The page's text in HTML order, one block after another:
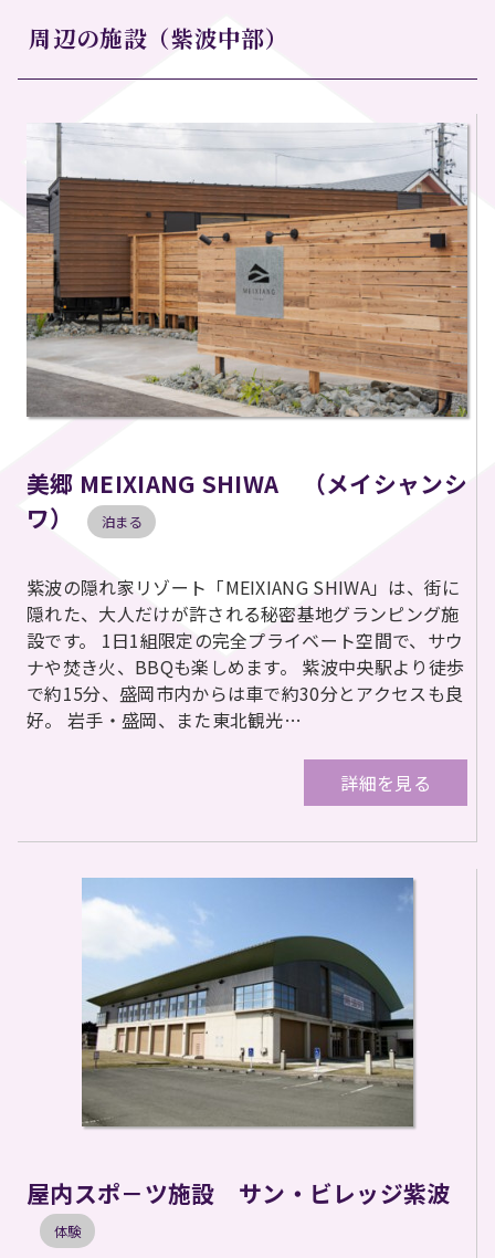
周辺の施設（紫波中部）
美郷 MEIXIANG SHIWA （メイシャンシ
ワ）
泊まる
紫波の隠れ家リゾート「MEIXIANG SHIWA」は、街に
隠れた、大人だけが許される秘密基地グランピング施
設です。 1日1組限定の完全プライベート空間で、サウ
ナや焚き火、BBQも楽しめます。 紫波中央駅より徒歩
で約15分、盛岡市内からは車で約30分とアクセスも良
好。 岩手・盛岡、また東北観光…
詳細を見る
屋内スポ－ツ施設 サン・ビレッジ紫波
体験